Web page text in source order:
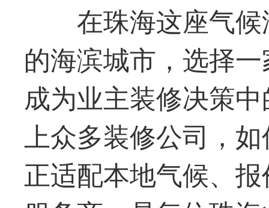
在珠海这座气
的海滨城市，选择
成为业主装修决策
上众多装修公司，
正适配本地气候、